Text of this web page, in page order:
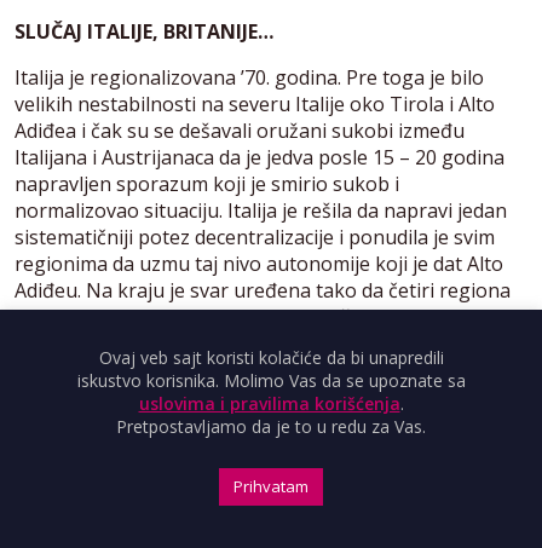
SLUČAJ ITALIJE, BRITANIJE…
Italija je regionalizovana ’70. godina. Pre toga je bilo
velikih nestabilnosti na severu Italije oko Tirola i Alto
Adiđea i čak su se dešavali oružani sukobi između
Italijana i Austrijanaca da je jedva posle 15 – 20 godina
napravljen sporazum koji je smirio sukob i
normalizovao situaciju. Italija je rešila da napravi jedan
sistematičniji potez decentralizacije i ponudila je svim
regionima da uzmu taj nivo autonomije koji je dat Alto
Adiđeu. Na kraju je svar uređena tako da četiri regiona
imaju i neke dodatne kulturne nadležnosti, a da svi ostali
visok, pri čemu je pre nekoliko godina bio i referendum
gde je pitanje bilo: Da li želite da se Italija fedralizuje?
Italijani su sa više od 60 odsto odbili da se ova
Ovaj veb sajt koristi kolačiće da bi unapredili
iskustvo korisnika. Molimo Vas da se upoznate sa
uslovima i pravilima korišćenja.
Pretpostavljamo da je to u redu za Vas.
Prihvatam